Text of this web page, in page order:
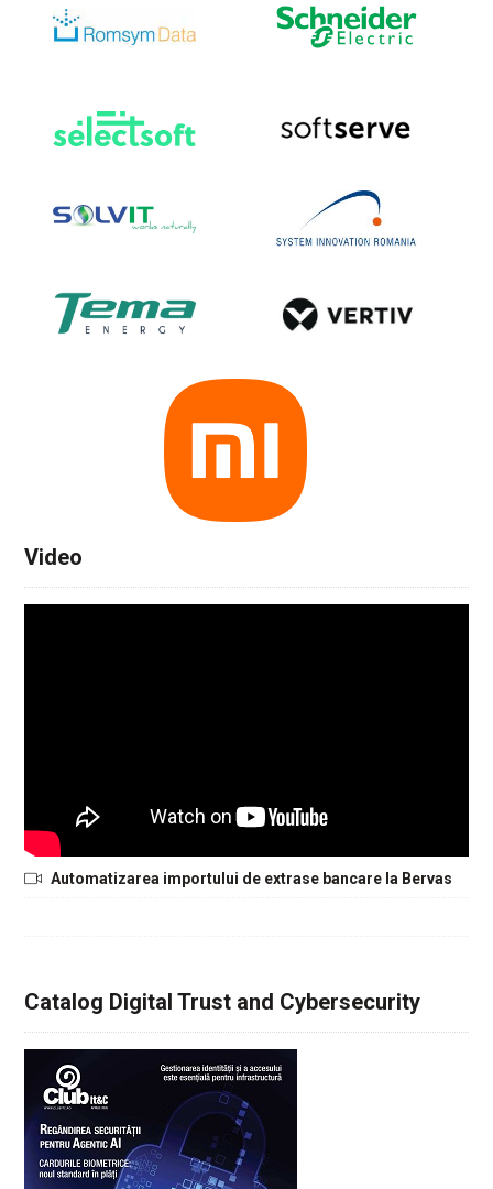
Video
Automatizarea importului de extrase bancare la Bervas
Catalog Digital Trust and Cybersecurity